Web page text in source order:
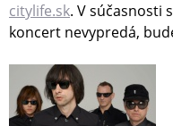
citylife.sk. V súčasnosti
koncert nevypredá,